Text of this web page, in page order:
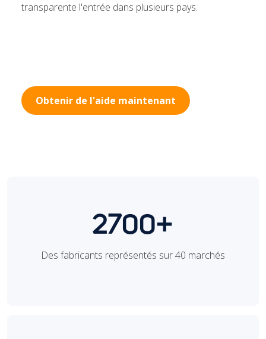
transparente l'entrée dans plusieurs pays.
Obtenir de l'aide maintenant
2700+
Des fabricants représentés sur 40 marchés